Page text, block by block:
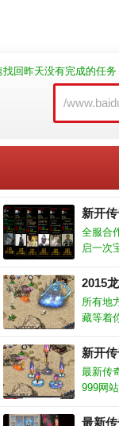
回昨天没有完成的任
新开
全服合
启一次
或是去
玉玺等
提升它
2015
所有地
藏等着
让玩家
获得丰
机也不
新开
最新传
999网
私服网
最新